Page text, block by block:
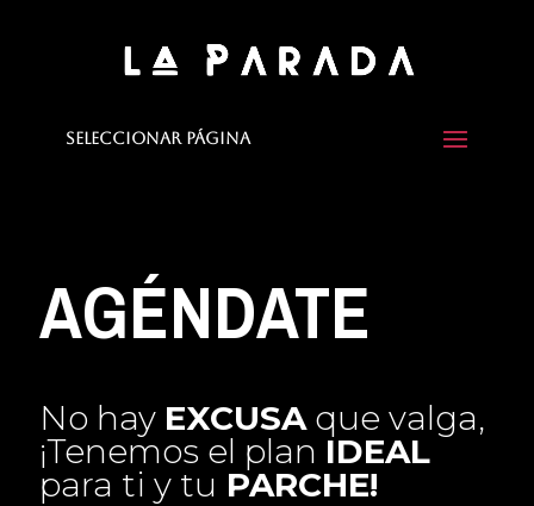
Seleccionar página
AGÉNDATE
No hay EXCUSAque valga,
¡Tenemos el plan IDEAL
para ti y tu PARCHE!